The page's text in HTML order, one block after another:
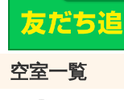
空室一覧